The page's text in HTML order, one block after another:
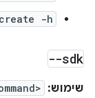
-h
--sdk
שימוש: